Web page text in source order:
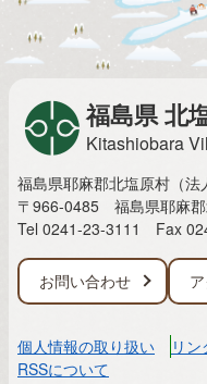
福島県 北
Kitashiobara
福島県耶麻郡北塩原村（法
〒966-0485 福島県耶麻
Tel 0241-23-3111 Fax
お問い合わせ
個人情報の取り扱い リ
RSSについて